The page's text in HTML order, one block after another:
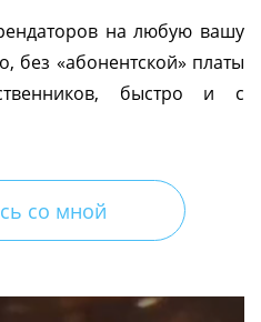
на любую вашу
без «абонентской» платы
быстро и с
со мной